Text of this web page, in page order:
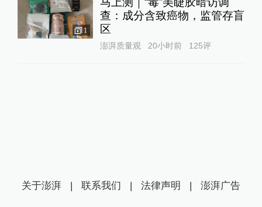
1
查：成分含致癌物，监管存盲
区
澎湃质量观 20小时前 125评
关于澎湃 | 联系我们 | 法律声明 | 澎湃广告